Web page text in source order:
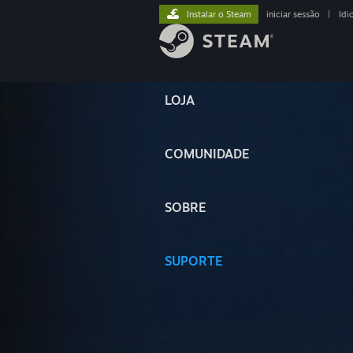
LOJA
COMUNIDADE
SOBRE
SUPORTE
Instalar o Steam iniciar sessão